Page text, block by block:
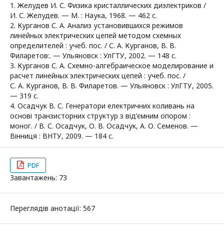
1. Желудев И. С. Физика кристаллических диэлектриков /
И. С. Желудев. — М. : Наука, 1968. — 462 с.
2. Курганов С. А. Анализ установившихся режимов
линейных электрических цепей методом схемных
определителей : учеб. пос. / С. А. Курганов, В. В.
Филаретов:. — Ульяновск : УлГТУ, 2002. — 148 с.
3. Курганов С. А. Схемно-алгебраическое моделирование и
расчет линейных электрических цепей : учеб. пос. /
С. А. Курганов, В. В. Филаретов. — Ульяновск : УлГТУ, 2005.
— 319 с.
4. Осадчук В. С. Генератори електричних коливань на
основі транзисторних структур з від’ємним опором :
моног. / В. С. Осадчук, О. В. Осадчук, А. О. Семенов. —
Вінниця : ВНТУ, 2009. — 184 с.
PDF
Завантажень: 73
Переглядів анотації: 567